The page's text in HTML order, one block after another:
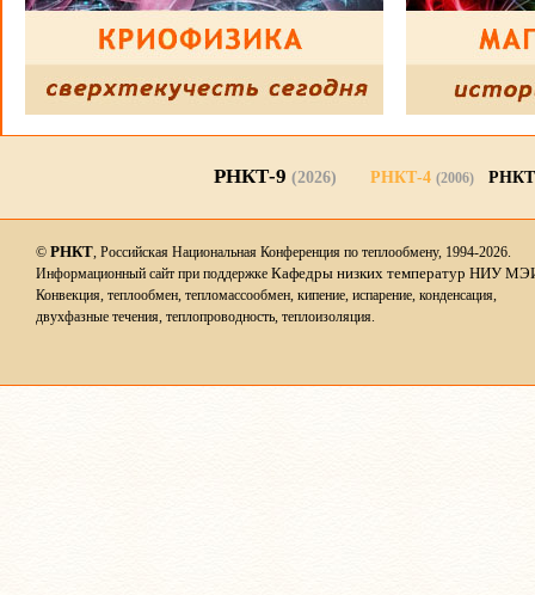
РНКТ-9 (2026) РНКТ-4 (2006)
© РНКТ, Российская Национальная Конференция по теплообмену, 1994-2026.
Информационный сайт при поддержке Кафедры низких температур НИУ
Конвекция, теплообмен, тепломассообмен, кипение, испарение, конденсация,
двухфазные течения, теплопроводность, теплоизоляция.